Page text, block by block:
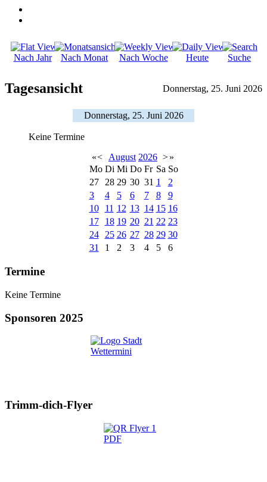
Nach Jahr Nach Monat Nach Woche Heute Suche
Tagesansicht Donnerstag, 25. Juni 2026
Donnerstag, 25. Juni 2026
Keine Termine
«< August 2026 >»
Mo Di Mi Do Fr Sa So
27
28 29 30 31 1
2
3
4 5 6 7 8
9
10
11 12 13 14 15 16
17
18 19 20 21 22 23
24
25 26 27 28 29 30
31
1 2 3 4 5 6
Termine
Keine Termine
Sponsoren 2025
Trimm-dich-Flyer